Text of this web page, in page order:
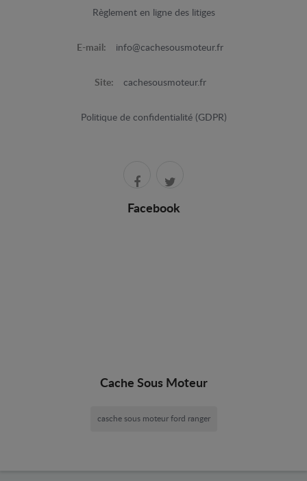
Règlement en ligne des litiges
E-mail: info@cachesousmoteur.fr
Site: cachesousmoteur.fr
Politique de confidentialité (GDPR)
Facebook
Cache Sous Moteur
casche sous moteur ford ranger